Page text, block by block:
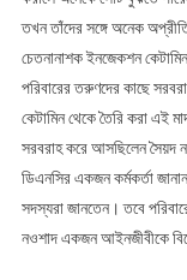
তখন তাঁদের সঙ্গে অনেক
চেতনানাশক ইনজেকশন
পরিবারের তরুণদের কাছে
কেটামিন থেকে তৈরি করা এই
সরবরাহ করে আসছিলেন সৈয়দ
ডিএনসির একজন কর্মকর্তা
সদস্যরা জানতেন। তবে
নওশাদ একজন আইনজীবীকে